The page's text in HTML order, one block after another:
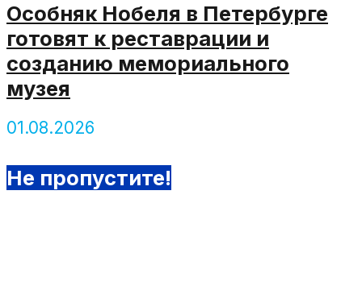
Особняк Нобеля в Петербурге
готовят к реставрации и
созданию мемориального
музея
01.08.2026
Не пропустите!